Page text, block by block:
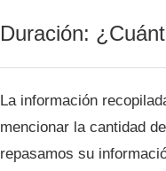
Duración:
La información
mencionar la cantidad
repasamos su